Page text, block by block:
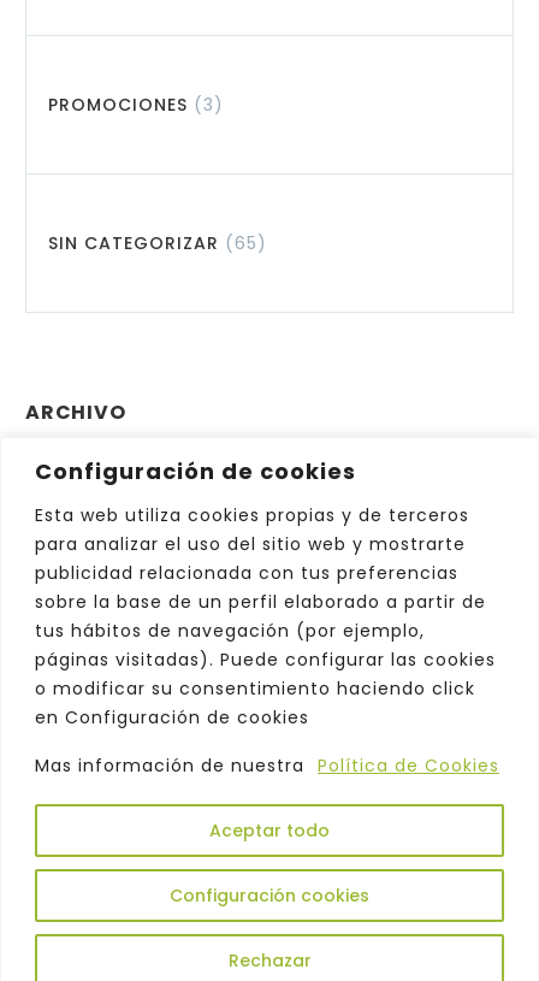
Configuración de cookies
Esta web utiliza cookies propias y de terceros
para analizar el uso del sitio web y mostrarte
publicidad relacionada con tus preferencias
sobre la base de un perfil elaborado a partir de
tus hábitos de navegación (por ejemplo,
páginas visitadas). Puede configurar las cookies
o modificar su consentimiento haciendo click
en Configuración de cookies
Mas información de nuestra
Política de Cookies
Configuración cookies
Rechazar
Aceptar todo
PROMOCIONES (3)
SIN CATEGORIZAR (65)
ARCHIVO
Archivo
Elegir el mes
Copyright © 2026. Odeón |Política de
Aviso Legal Comercialización
Atención al Cliente|Política de Cookies|
Política de Protección de Datos